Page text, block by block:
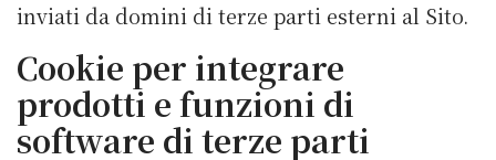
inviati da domini di terze parti esterni al Sito.
Cookie per integrare
prodotti e funzioni di
software di terze parti